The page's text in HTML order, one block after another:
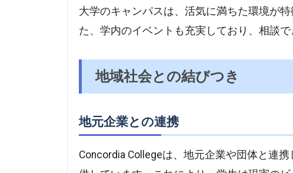
大学のキャンパスは、活気に満ちた環境が
た、学内のイベントも充実しており、相談
地域社会との結びつき
地元企業との連携
Concordia Collegeは、地元企業や団体と連